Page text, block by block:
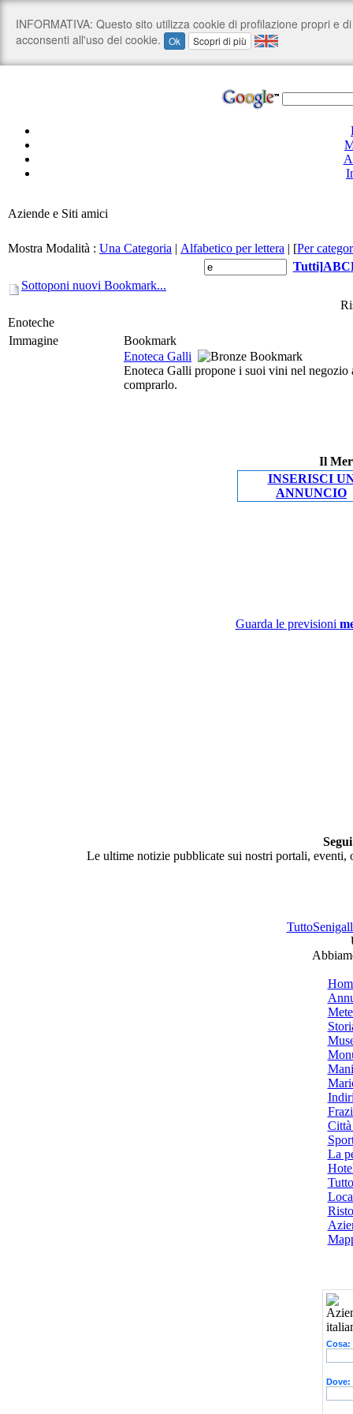
Aziende e Siti amici
Mostra Modalità : Una Categoria | Alfabetico per lettera | [Per
Tutti]ABC
Sottoponi nuovi Bookmark...
Enoteche
Immagine
Bookmark
Enoteca Galli
Enoteca Galli propone i suoi vini nel negozio
comprarlo.
Il
INSERISCI
ANNUNCIO
Guarda le previsioni
Le ultime notizie pubblicate sui nostri portali,
Città
La
Cosa:
Dove: